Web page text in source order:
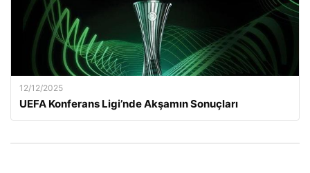
12/12/2025
UEFA Konferans Ligi’nde Akşamın Sonuçları